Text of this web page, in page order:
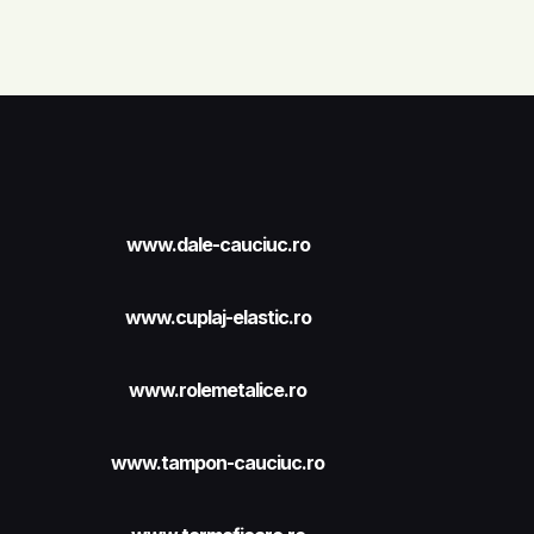
www.dale-cauciuc.ro
www.cuplaj-elastic.ro
www.rolemetalice.ro
www.tampon-cauciuc.ro